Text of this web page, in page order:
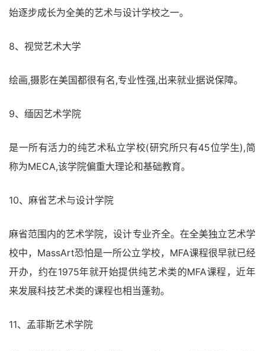
始逐步成长为全美的艺术与设计学校之一。
8、视觉艺术大学
绘画,摄影在美国都很有名,专业性强,出来就业据说保障。
9、缅因艺术学院
是一所有活力的纯艺术私立学校(研究所只有45位学生),简
称为MECA,该学院偏重大理论和基础教育。
10、麻省艺术与设计学院
麻省范围内的艺术学院，设计专业齐全。在全美独立艺术学
校中，MassArt恐怕是一所公立学校，MFA课程很早就已经
开办，约在1975年就开始提供纯艺术类的MFA课程，近年
来发展科技艺术类的课程也相当蓬勃。
11、孟菲斯艺术学院